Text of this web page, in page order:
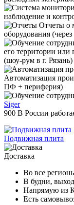
наблюдение и
Отчеты о
оборудования (через
его территории
(шоу-рум в г. Рязань)
Автоматизация
ПФ + периферия)
Siger
900 В России
Подвижная плита
Доставка
Во все
В будни,
Напрямую из
Есть